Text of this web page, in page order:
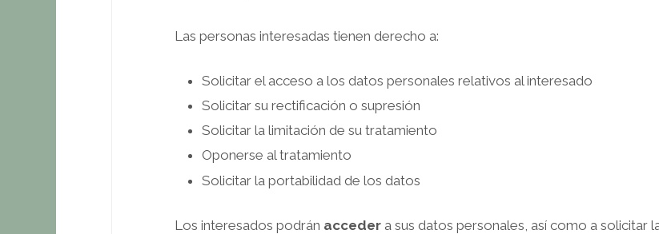
Las personas interesadas tienen derecho a:
Solicitar el acceso a los datos personales relativos al interesado
Solicitar su rectificación o supresión
Solicitar la limitación de su tratamiento
Oponerse al tratamiento
Solicitar la portabilidad de los datos
Los interesados podrán acceder a sus datos personales, así como a solicitar